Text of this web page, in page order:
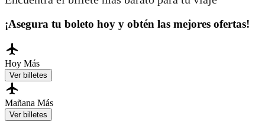
¡Asegura tu boleto hoy y obtén las mejores ofertas!
Hoy Más
Ver billetes
Mañana Más
Ver billetes